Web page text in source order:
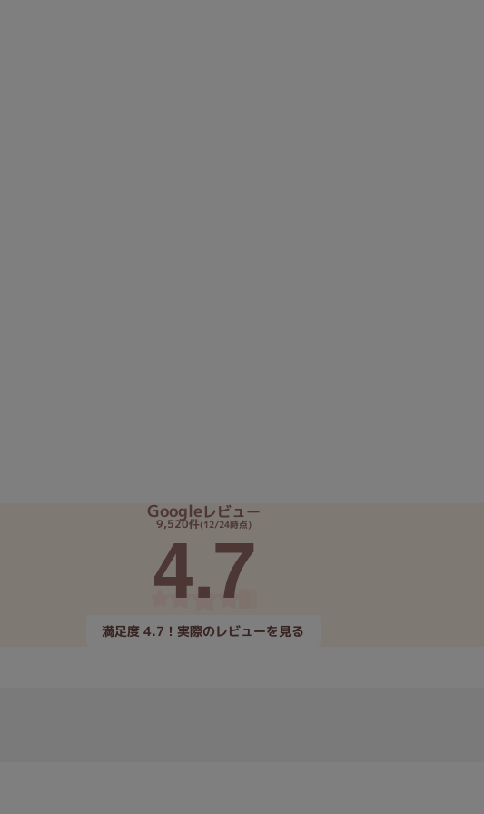
Googleレビュー
9,520件(12/24時点)
4.7
満足度 4.7！実際のレビューを見る